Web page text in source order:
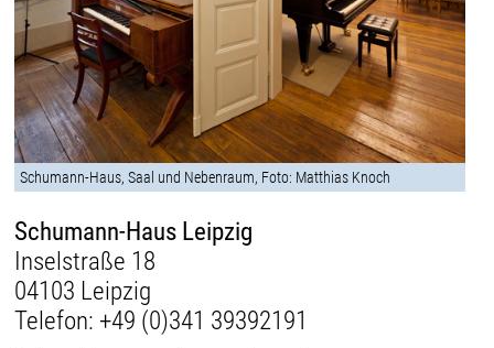
Schumann-Haus, Saal und Nebenraum, Foto: Matthias Knoch
Schumann-Haus Leipzig
Inselstraße 18
04103 Leipzig
Telefon: +49 (0)341 39392191